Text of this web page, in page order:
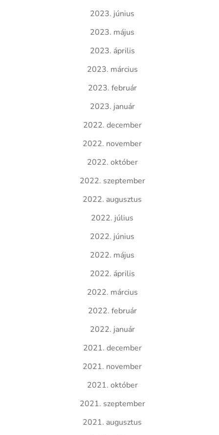
2023. június
2023. május
2023. április
2023. március
2023. február
2023. január
2022. december
2022. november
2022. október
2022. szeptember
2022. augusztus
2022. július
2022. június
2022. május
2022. április
2022. március
2022. február
2022. január
2021. december
2021. november
2021. október
2021. szeptember
2021. augusztus